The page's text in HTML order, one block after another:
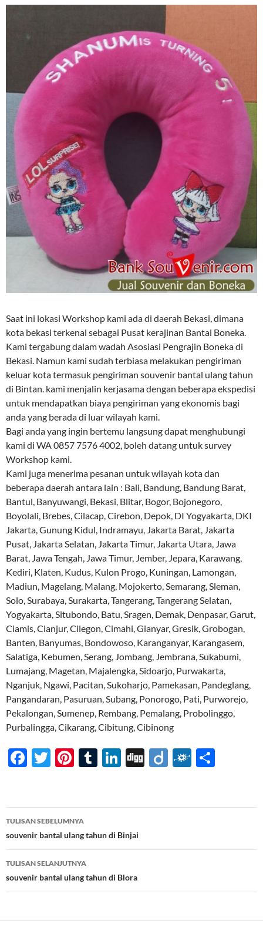
Saat ini lokasi Workshop kami ada di daerah Bekasi, dimana
kota bekasi terkenal sebagai Pusat kerajinan Bantal Boneka.
Kami tergabung dalam wadah Asosiasi Pengrajin Boneka di
Bekasi. Namun kami sudah terbiasa melakukan pengiriman
keluar kota termasuk pengiriman souvenir bantal ulang tahun
di Bintan. kami menjalin kerjasama dengan beberapa ekspedisi
untuk mendapatkan biaya pengiriman yang ekonomis bagi
anda yang berada di luar wilayah kami.
Bagi anda yang ingin bertemu langsung dapat menghubungi
kami di WA 0857 7576 4002, boleh datang untuk survey
Workshop kami.
Kami juga menerima pesanan untuk wilayah kota dan
beberapa daerah antara lain : Bali, Bandung, Bandung Barat,
Bantul, Banyuwangi, Bekasi, Blitar, Bogor, Bojonegoro,
Boyolali, Brebes, Cilacap, Cirebon, Depok, DI Yogyakarta, DKI
Jakarta, Gunung Kidul, Indramayu, Jakarta Barat, Jakarta
Pusat, Jakarta Selatan, Jakarta Timur, Jakarta Utara, Jawa
Barat, Jawa Tengah, Jawa Timur, Jember, Jepara, Karawang,
Kediri, Klaten, Kudus, Kulon Progo, Kuningan, Lamongan,
Madiun, Magelang, Malang, Mojokerto, Semarang, Sleman,
Solo, Surabaya, Surakarta, Tangerang, Tangerang Selatan,
Yogyakarta, Situbondo, Batu, Sragen, Demak, Denpasar, Garut,
Ciamis, Cianjur, Cilegon, Cimahi, Gianyar, Gresik, Grobogan,
Banten, Banyumas, Bondowoso, Karanganyar, Karangasem,
Salatiga, Kebumen, Serang, Jombang, Jembrana, Sukabumi,
Lumajang, Magetan, Majalengka, Sidoarjo, Purwakarta,
Nganjuk, Ngawi, Pacitan, Sukoharjo, Pamekasan, Pandeglang,
Pangandaran, Pasuruan, Subang, Ponorogo, Pati, Purworejo,
Pekalongan, Sumenep, Rembang, Pemalang, Probolinggo,
Purbalingga, Cikarang, Cibitung, Cibinong
F
b
o
o
k
T
er
Pi
es
t
T
bl
r
Li
e
dI
n
Di Di F
d e
Navigasi
Tulisan
TULISAN SEBELUMNYA
souvenir bantal ulang tahun di Binjai
TULISAN SELANJUTNYA
souvenir bantal ulang tahun di Blora